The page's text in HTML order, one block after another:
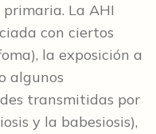
La AHI
con ciertos
la exposición a
algunos
transmitidas por
y la babesiosis),